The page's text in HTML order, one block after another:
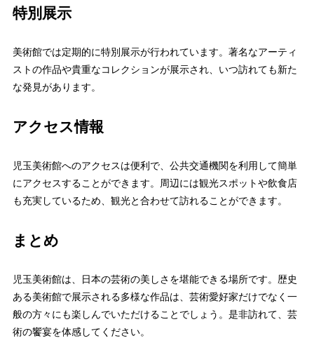
特別展示
美術館では定期的に特別展示が行われています。著名なアーティ
ストの作品や貴重なコレクションが展示され、いつ訪れても新た
な発見があります。
アクセス情報
児玉美術館へのアクセスは便利で、公共交通機関を利用して簡単
にアクセスすることができます。周辺には観光スポットや飲食店
も充実しているため、観光と合わせて訪れることができます。
まとめ
児玉美術館は、日本の芸術の美しさを堪能できる場所です。歴史
ある美術館で展示される多様な作品は、芸術愛好家だけでなく一
般の方々にも楽しんでいただけることでしょう。是非訪れて、芸
術の饗宴を体感してください。